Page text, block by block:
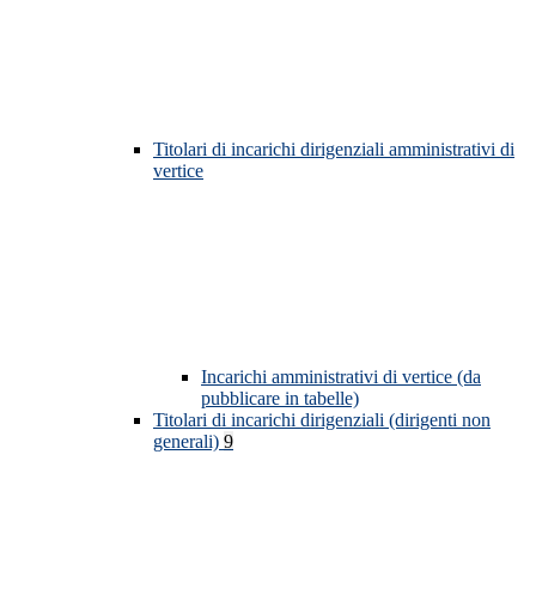
Titolari di incarichi dirigenziali amministrativi di
vertice
Incarichi amministrativi di vertice (da
pubblicare in tabelle)
Titolari di incarichi dirigenziali (dirigenti non
generali) 9